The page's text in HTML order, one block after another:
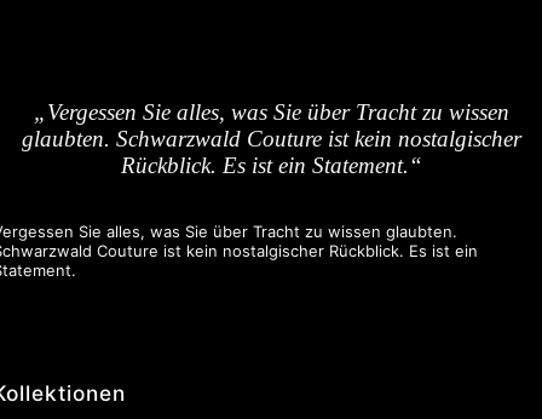
„Vergessen Sie alles, was Sie über Tracht zu wissen
glaubten. Schwarzwald Couture ist kein nostalgischer
Rückblick. Es ist ein Statement.“
Sie alles, was Sie über Tracht zu wissen glaubten.
Couture ist kein nostalgischer Rückblick. Es ist ein